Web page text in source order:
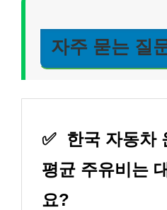
자주 묻는 질
✅
한국 자동차
평균 주유비는
요?